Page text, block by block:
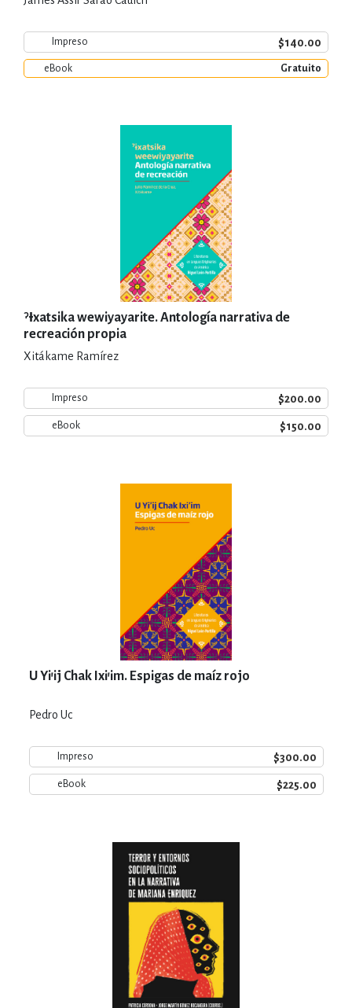
Impreso $140.00
eBook Gratuito
ˀƗxatsika wewiyayarite. Antología narrativa de
recreación propia
Xitákame Ramírez
Impreso $200.00
eBook $150.00
U Yi’ij Chak Ixi’im. Espigas de maíz rojo
Pedro Uc
Impreso $300.00
eBook $225.00